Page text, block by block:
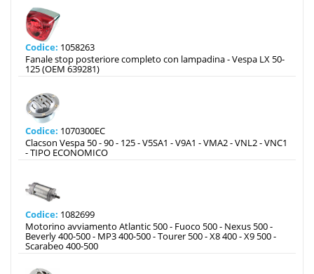
Codice: 1058263
Fanale stop posteriore completo con lampadina - Vespa LX 50-
125 (OEM 639281)
Codice: 1070300EC
Clacson Vespa 50 - 90 - 125 - V5SA1 - V9A1 - VMA2 - VNL2 - VNC1
- TIPO ECONOMICO
Codice: 1082699
Motorino avviamento Atlantic 500 - Fuoco 500 - Nexus 500 -
Beverly 400-500 - MP3 400-500 - Tourer 500 - X8 400 - X9 500 -
Scarabeo 400-500